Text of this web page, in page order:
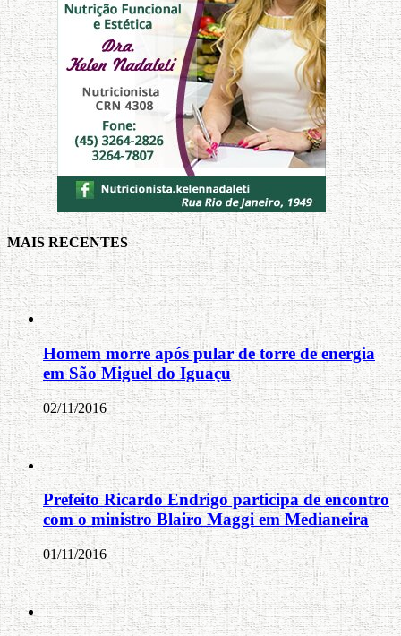
MAIS RECENTES
Homem morre após pular de torre de energia
em São Miguel do Iguaçu
02/11/2016
Prefeito Ricardo Endrigo participa de encontro
com o ministro Blairo Maggi em Medianeira
01/11/2016